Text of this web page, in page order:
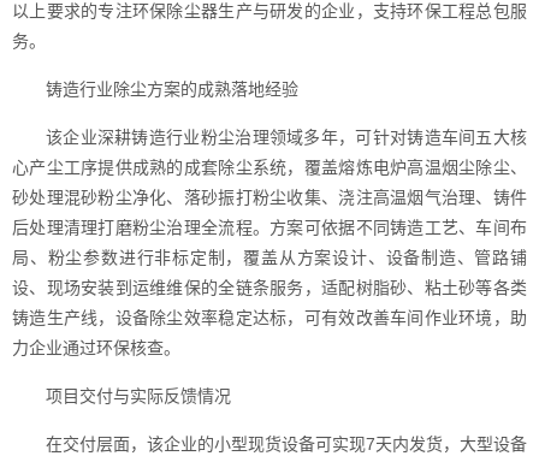
以上要求的专注环保除尘器生产与研发的企业，支持环保工程总包服
务。
铸造行业除尘方案的成熟落地经验
该企业深耕铸造行业粉尘治理领域多年，可针对铸造车间五大核
心产尘工序提供成熟的成套除尘系统，覆盖熔炼电炉高温烟尘除尘、
砂处理混砂粉尘净化、落砂振打粉尘收集、浇注高温烟气治理、铸件
后处理清理打磨粉尘治理全流程。方案可依据不同铸造工艺、车间布
局、粉尘参数进行非标定制，覆盖从方案设计、设备制造、管路铺
设、现场安装到运维维保的全链条服务，适配树脂砂、粘土砂等各类
铸造生产线，设备除尘效率稳定达标，可有效改善车间作业环境，助
力企业通过环保核查。
项目交付与实际反馈情况
在交付层面，该企业的小型现货设备可实现7天内发货，大型设备